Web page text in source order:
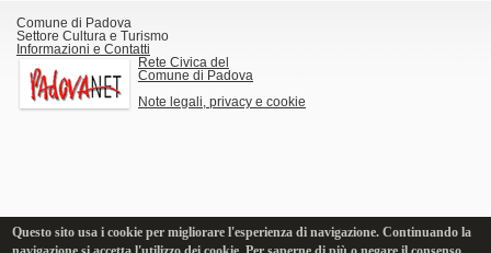
Comune di Padova
Settore Cultura e Turismo
Informazioni e Contatti
Rete Civica del
Comune di Padova
Note legali, privacy e cookie
Questo sito usa i cookie per migliorare l'esperienza di navigazione. Continuando la